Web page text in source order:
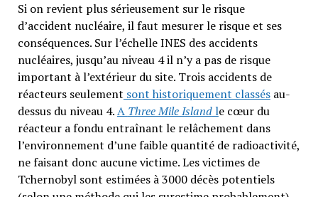
Si on revient plus sérieusement sur le risque
d’accident nucléaire, il faut mesurer le risque et ses
conséquences. Sur l’échelle INES des accidents
nucléaires, jusqu’au niveau 4 il n’y a pas de risque
important à l’extérieur du site. Trois accidents de
réacteurs seulement sont historiquement classésau-
dessus du niveau 4.A Three Mile Islandle cœur du
réacteur a fondu entraînant le relâchement dans
l’environnement d’une faible quantité de radioactivité,
ne faisant donc aucune victime. Les victimes de
Tchernobyl sont estimées à 3000 décès potentiels